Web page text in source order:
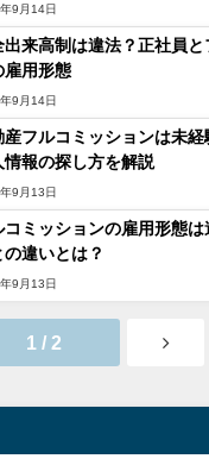
9月14日
出来高制は違法？正社員と
雇用形態
9月14日
産フルコミッションは未経
情報の探し方を解説
9月13日
コミッションの雇用形態
の違いとは？
9月13日
1 / 2